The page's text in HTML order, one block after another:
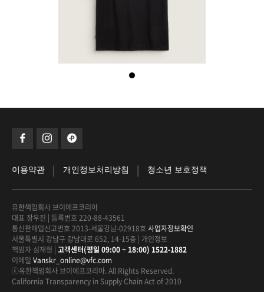
이용약관 | 개인정보처리방침 | 청소년 보호정책
유한책임회사 브이에프코리아
대표 장우진 | 등록번호 220-88-43561
통신판매업신고번호 2013-서울강남-02918호 사업자정보확인
서울특별시 강남구 강남대로 652, 14-15층 | 개인정보
책임자 심재형 | 고객센터(평일 09:00 ~ 18:00) 1522-1882
이메일 Vanskr_online@vfc.com
ⓒ유한책임회사 브이에프코리아. All Rights Reserved.
California Transparency in Supply Chain Act of 2010